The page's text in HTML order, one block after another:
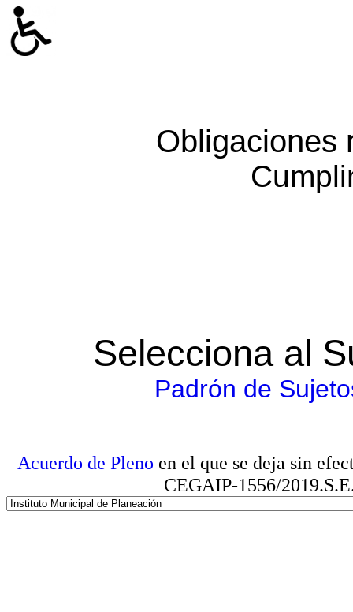
Obligaciones
Selecciona al
Padrón de
Acuerdo de Pleno en el que se deja sin
CEGAIP-1556/